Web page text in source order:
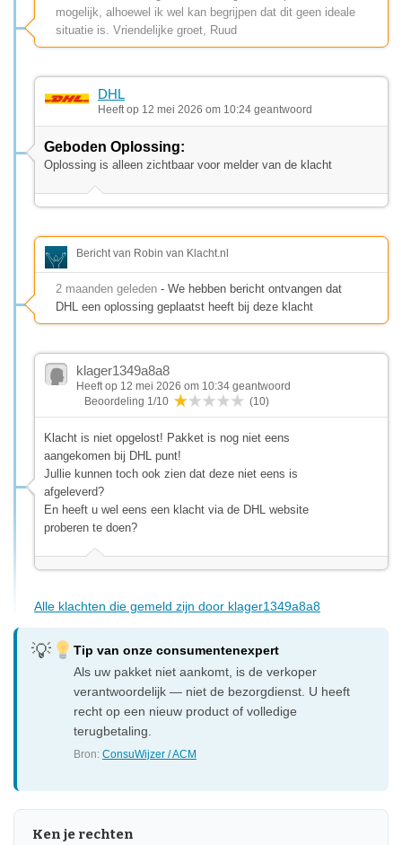
mogelijk, alhoewel ik wel kan begrijpen dat dit geen ideale
situatie is. Vriendelijke groet, Ruud
DHL
Heeft op 12 mei 2026 om 10:24 geantwoord
Geboden Oplossing:
Oplossing is alleen zichtbaar voor melder van de klacht
Bericht van Robin van Klacht.nl
2 maanden geleden - We hebben bericht ontvangen dat
DHL een oplossing geplaatst heeft bij deze klacht
klager1349a8a8
Heeft op 12 mei 2026 om 10:34 geantwoord
Beoordeling 1/10
(10)
Klacht is niet opgelost! Pakket is nog niet eens
aangekomen bij DHL punt!
Jullie kunnen toch ook zien dat deze niet eens is
afgeleverd?
En heeft u wel eens een klacht via de DHL website
proberen te doen?
Alle klachten die gemeld zijn door klager1349a8a8
Tip van onze consumentenexpert
Als uw pakket niet aankomt, is de verkoper
verantwoordelijk — niet de bezorgdienst. U heeft
recht op een nieuw product of volledige
terugbetaling.
Bron:ConsuWijzer / ACM
Ken je rechten